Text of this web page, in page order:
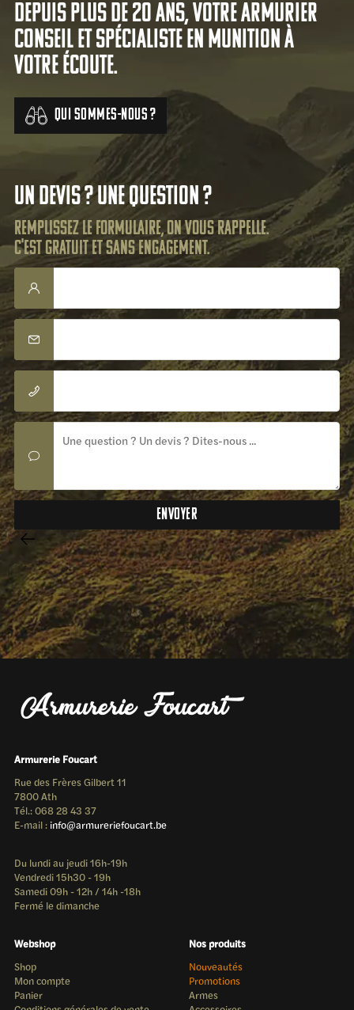
Depuis plus de 20 ans, votre armurier
conseil et spécialiste en munition à
votre écoute.
Qui sommes-nous ?
Un devis ? Une question ?
Remplissez le formulaire, on vous rappelle.
C'est gratuit et sans engagement.
Armurerie Foucart
Rue des Frères Gilbert 11
7800 Ath
Tél.: 068 28 43 37
E-mail : info@armureriefoucart.be
Du lundi au jeudi 16h-19h
Vendredi 15h30 - 19h
Samedi 09h - 12h / 14h -18h
Fermé le dimanche
Webshop
Shop
Mon compte
Panier
Nos produits
Nouveautés
Promotions
Armes